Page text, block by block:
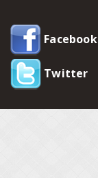
Facebook
Twitter